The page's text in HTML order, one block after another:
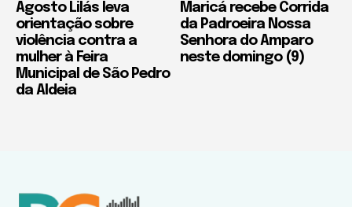
Agosto Lilás leva
orientação sobre
violência contra a
mulher à Feira
Municipal de São Pedro
da Aldeia
Maricá recebe Corrida
da Padroeira Nossa
Senhora do Amparo
neste domingo (9)